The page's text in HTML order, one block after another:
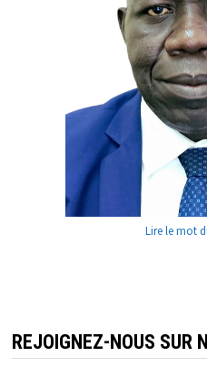
Lire le mot
REJOIGNEZ-NOUS SUR